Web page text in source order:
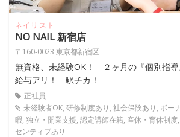
ネイリスト
NO NAIL 新宿店
〒160-0023 東京都新宿区
無資格、未経験OK！ ２ヶ月の『個別指
給与アリ！ 駅チカ！
正社員
未経験者OK, 研修制度あり, 社会保険あり, ボー
暇, 独立・開業支援, 認定講師在籍, 産休・育休制
センティブあり